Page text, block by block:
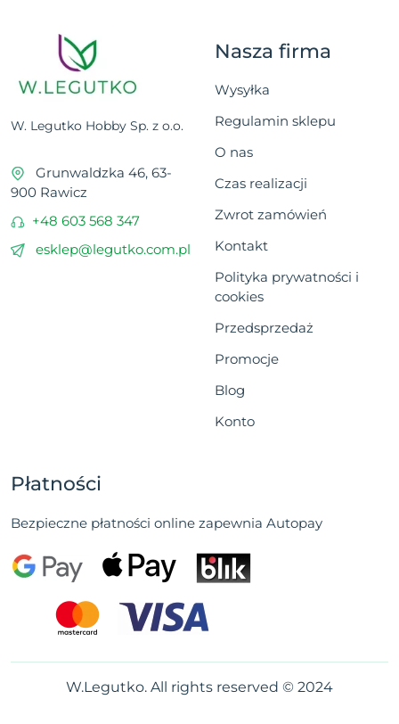
W. Legutko Hobby Sp. z o.o.
Grunwaldzka 46, 63-
900 Rawicz
+48 603 568 347
esklep@legutko.com.pl
Nasza firma
Wysyłka
Regulamin sklepu
O nas
Czas realizacji
Zwrot zamówień
Kontakt
Polityka prywatności i
cookies
Przedsprzedaż
Promocje
Blog
Konto
Płatności
Bezpieczne płatności online zapewnia Autopay
W.Legutko. All rights reserved © 2024